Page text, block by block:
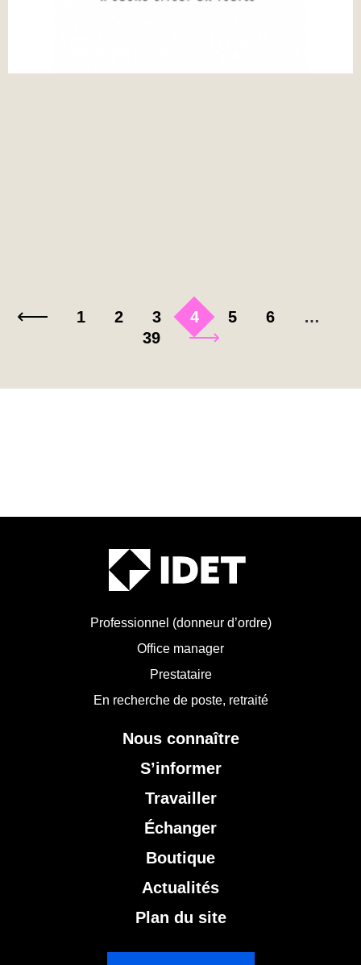
1 2 3 4 5 6
…
39
Professionnel (donneur d’ordre)
Office manager
Prestataire
En recherche de poste, retraité
Nous connaître
S’informer
Travailler
Échanger
Boutique
Actualités
Plan du site